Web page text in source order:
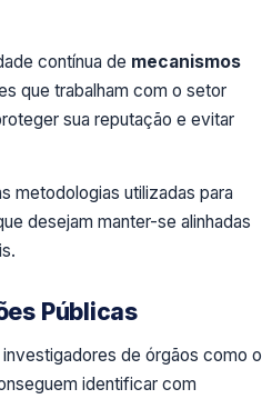
contínua de mecanismos
que trabalham com o setor
sua reputação e evitar
metodologias utilizadas para
desejam manter-se alinhadas
Públicas
de órgãos como o
identificar com